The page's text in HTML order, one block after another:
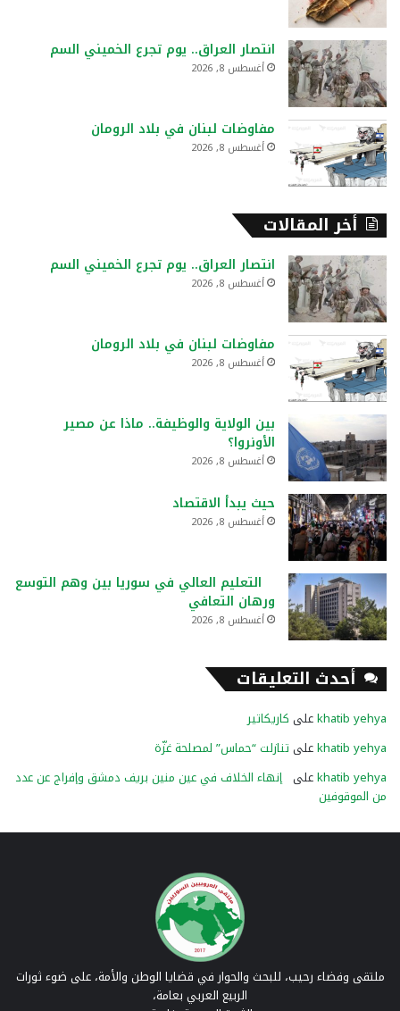
انتصار العراق.. يوم تجرع الخميني السم
أغسطس 8, 2026
مفاوضات لبنان في بلاد الرومان
أغسطس 8, 2026
أخر المقالات
انتصار العراق.. يوم تجرع الخميني السم
أغسطس 8, 2026
مفاوضات لبنان في بلاد الرومان
أغسطس 8, 2026
بين الولاية والوظيفة.. ماذا عن مصير
الأونروا؟
أغسطس 8, 2026
حيث يبدأ الاقتصاد
أغسطس 8, 2026
التعليم العالي في سوريا بين وهم التوسع
ورهان التعافي
أغسطس 8, 2026
أحدث التعليقات
khatib yehyaعلى كاريكاتير
khatib yehyaعلى تنازلت “حماس” لمصلحة غزّة
khatib yehyaعلى إنهاء الخلاف في عين منين بريف دمشق وإفراج عن عدد
من الموقوفين
ملتقى وفضاء رحيب، للبحث والحوار في قضايا الوطن والأمة، على ضوء ثورات
الربيع العربي بعامة،